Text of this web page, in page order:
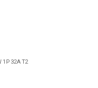
1P 32A T2